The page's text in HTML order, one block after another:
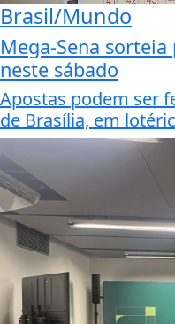
Brasil/Mundo
Mega-Sena
neste sábado
Apostas podem ser
de Brasília, em